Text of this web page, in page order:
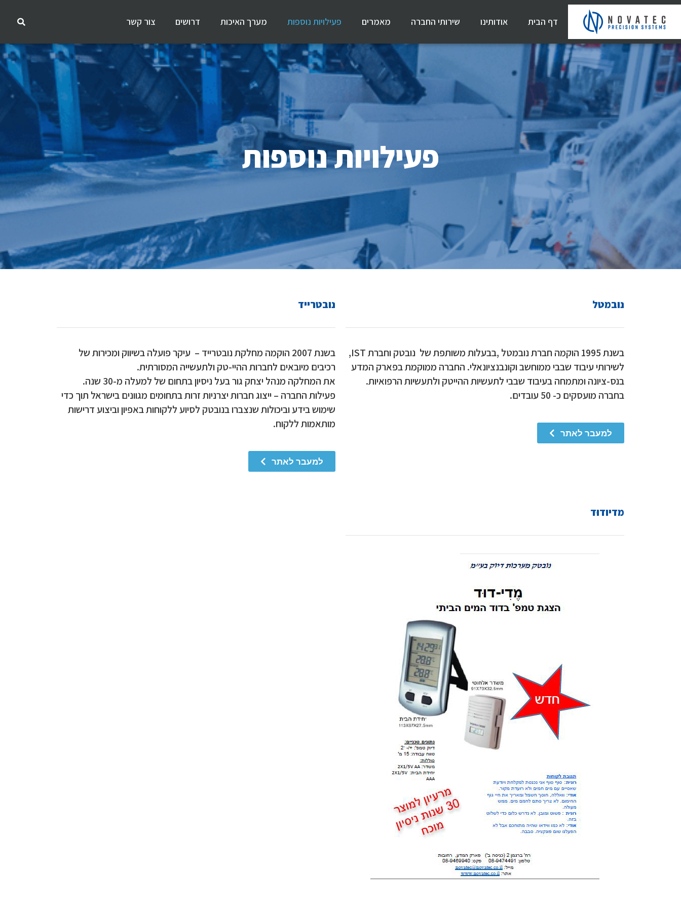
דף הבית אודותינו שירותי החברה מאמרים פעילויות נוספות מערך האיכות דרושים צור קשר
פעילויות נוספות
נובמטל
בשנת 1995 הוקמה חברת נובמטל ,בבעלות משותפת של נובטקוחברתIST
,
לשירותי עיבוד שבבי ממוחשב וקונבנציונאלי. החברה ממוקמת בפארק המדע
בנס-ציונה ומתמחה בעיבוד שבבי לתעשיות ההייטק ולתעשיות הרפואיות.
בחברה מועסקים כ- 50 עובדים.
למעבר לאתר
נובטרייד
בשנת 2007 הוקמה מחלקת נובטרייד – עיקר פועלה בשיווק ומכירות של
רכיבים מיובאים לחברות ההיי-טק ולתעשייה המסורתית.
את המחלקה מנהל יצחק גור בעל ניסיון בתחום של למעלה מ-30 שנה.
פעילות החברה – ייצוג חברות יצרניות זרות בתחומים מגוונים בישראל תוך כדי
שימוש בידע וביכולות שנצברו בנובטק לסיוע ללקוחות באפיון וביצוע דרישות
מותאמות ללקוח.
למעבר לאתר
מדיודוּד